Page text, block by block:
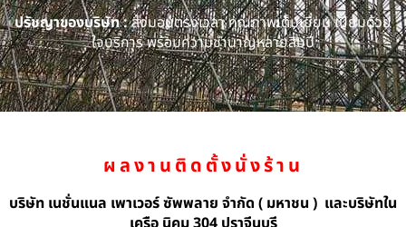
ปรัชญาของบริษัท :ส่งมอบตรงเวลา คุณภาพเต็มเยี่ยม เปี่ยมด้วย
ใจบริการ พร้อมความชำนาญหลายสิบปี
ผลงานติดตั้งนั่งร้าน
บริษัท เนชั่นแนล เพาเวอร์ ซัพพลาย จำกัด ( มหาชน ) และบริษัทใน